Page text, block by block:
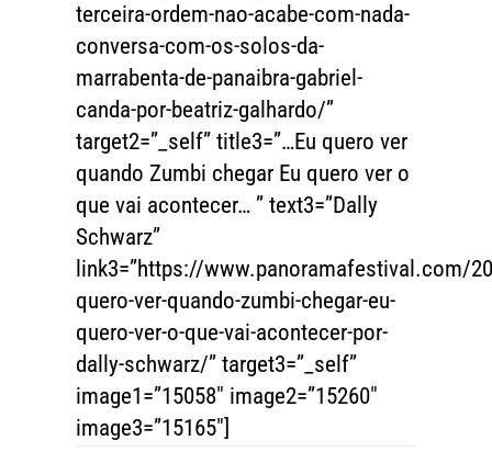
terceira-ordem-nao-acabe-com-nada-
conversa-com-os-solos-da-
marrabenta-de-panaibra-gabriel-
canda-por-beatriz-galhardo/”
target2=”_self” title3=”…Eu quero ver
quando Zumbi chegar Eu quero ver o
que vai acontecer… ” text3=”Dally
Schwarz”
link3=”https://www.panoramafestival.com/
quero-ver-quando-zumbi-chegar-eu-
quero-ver-o-que-vai-acontecer-por-
dally-schwarz/” target3=”_self”
image1=”15058″ image2=”15260″
image3=”15165″]